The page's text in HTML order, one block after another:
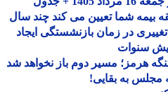
شما تعیین می کند چند سال
در زمان بازنشستگی ایجاد
سنوات
مسیر دوم باز نخواهد شد
به بقایی!